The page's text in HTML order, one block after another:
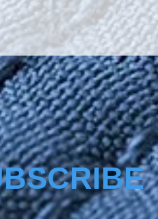
comes with a same size
product of NANO4-
which we always use
applying on the surface the
analytic instructions,
refer to the Product page.